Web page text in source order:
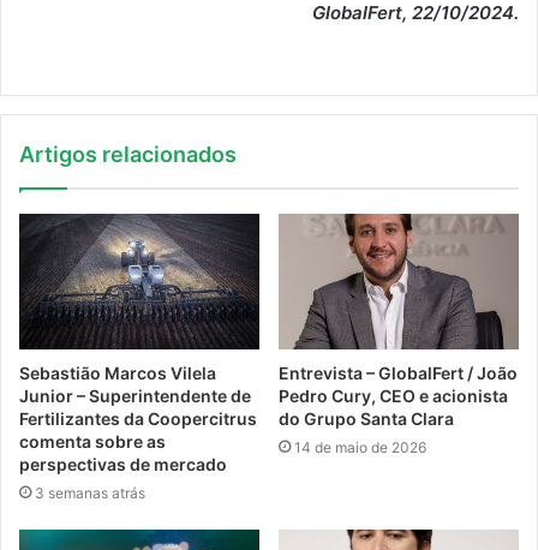
GlobalFert, 22/10/2024.
Artigos relacionados
Sebastião Marcos Vilela
Junior – Superintendente de
Fertilizantes da Coopercitrus
comenta sobre as
perspectivas de mercado
3 semanas atrás
Entrevista – GlobalFert / João
Pedro Cury, CEO e acionista
do Grupo Santa Clara
14 de maio de 2026